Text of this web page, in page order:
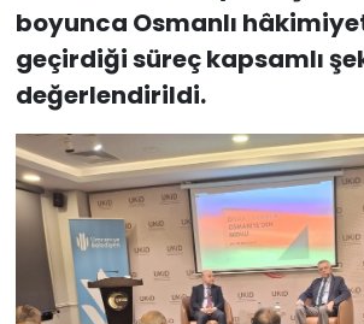
boyunca Osmanlı
geçirdiği süreç kapsamlı
değerlendirildi.